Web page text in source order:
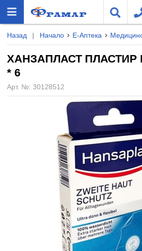
Назад | Начало Е-Аптека
ХАНЗАПЛАСТ ПЛАСТИР
* 6
Арт. №: 30128512